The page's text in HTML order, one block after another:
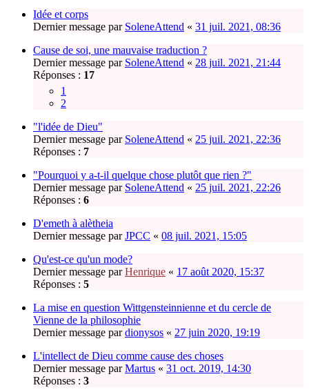
Idée et corps
Dernier message par SoleneAttend « 31 juil. 2021, 08:36
Cause de soi, une mauvaise traduction ?
Dernier message par SoleneAttend « 28 juil. 2021, 21:44
Réponses : 17
1
2
"l'idée de Dieu"
Dernier message par SoleneAttend « 25 juil. 2021, 22:36
Réponses : 7
"Pourquoi y a-t-il quelque chose plutôt que rien ?"
Dernier message par SoleneAttend « 25 juil. 2021, 22:26
Réponses : 6
D'emeth à alètheia
Dernier message parJPCC « 08 juil. 2021, 15:05
Qu'est-ce qu'un mode?
Dernier message parHenrique « 17 août 2020, 15:37
Réponses : 5
La mise en question Wittgensteinnienne et du cercle de
Vienne de la philosophie
Dernier message pardionysos « 27 juin 2020, 19:19
L'intellect de Dieu comme cause des choses
Dernier message parMartus « 31 oct. 2019, 14:30
Réponses : 3